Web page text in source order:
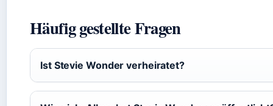
Häufig gestellte Fragen
Ist Stevie Wonder verheiratet?